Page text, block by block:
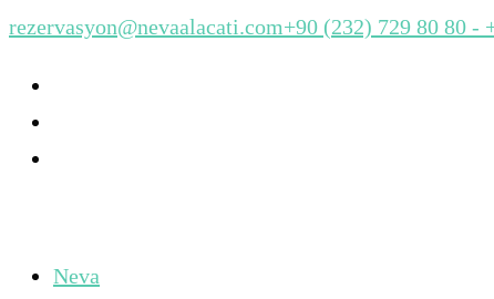
rezervasyon@nevaalacati.com+90 (232) 729 80 80 -
Neva